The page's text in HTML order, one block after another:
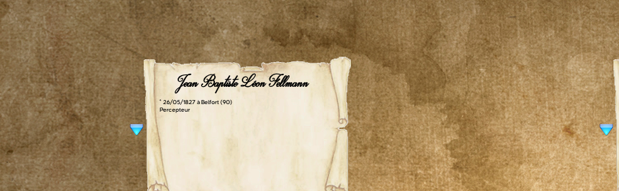
Jean Baptiste Léon Fellmann
° 26/05/1827 à Belfort (90)
Percepteur